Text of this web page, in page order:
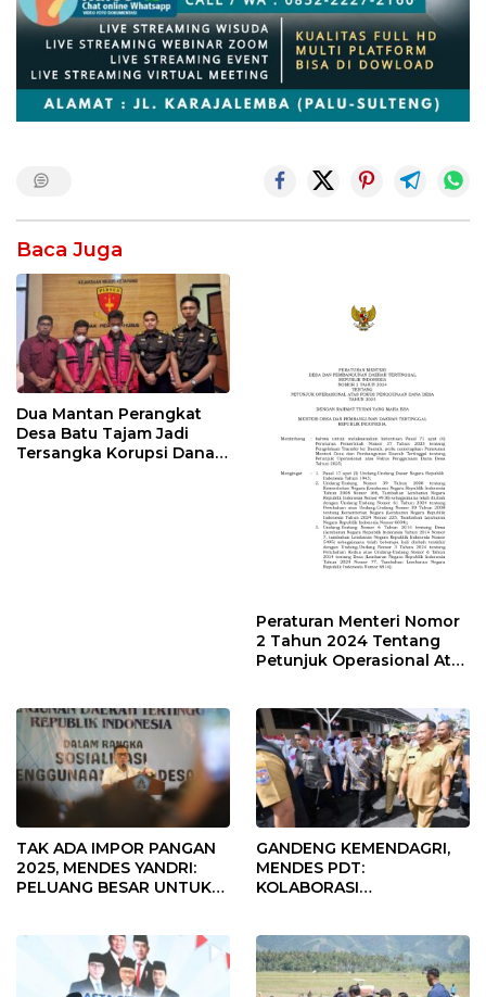
Baca Juga
Dua Mantan Perangkat
Desa Batu Tajam Jadi
Tersangka Korupsi Dana
Peraturan Menteri Nomor
2 Tahun 2024 Tentang
Petunjuk Operasional Atas
TAK ADA IMPOR PANGAN
2025, MENDES YANDRI:
PELUANG BESAR UNTUK
GANDENG KEMENDAGRI,
MENDES PDT:
KOLABORASI